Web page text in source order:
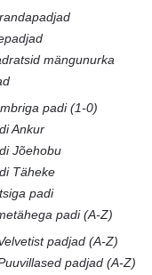
mängunurka
padi (1-0)
Ankur
Jõehobu
Täheke
padi
padi (A-Z)
padjad (A-Z)
padjad (A-Z)